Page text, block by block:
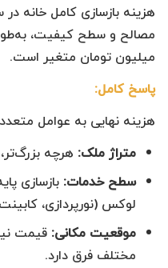
میلیون تومان متغیر است.
پاسخ کامل:
هزینه نهایی به عوامل
متراژ ملک: هرچه
سطح خدمات: بازسازی
لوکس (نورپردازی،
موقعیت مکانی: قیمت
مختلف فرق دارد.